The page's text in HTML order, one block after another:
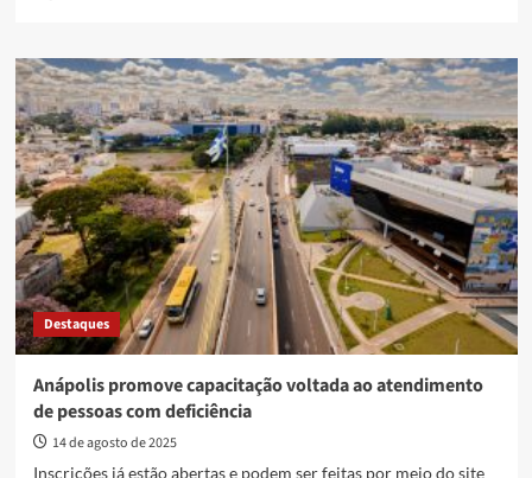
Prefeitura
promove
capacitação
para
conselheiros
municipais
Destaques
Anápolis promove capacitação voltada ao atendimento
de pessoas com deficiência
14 de agosto de 2025
Inscrições já estão abertas e podem ser feitas por meio do site